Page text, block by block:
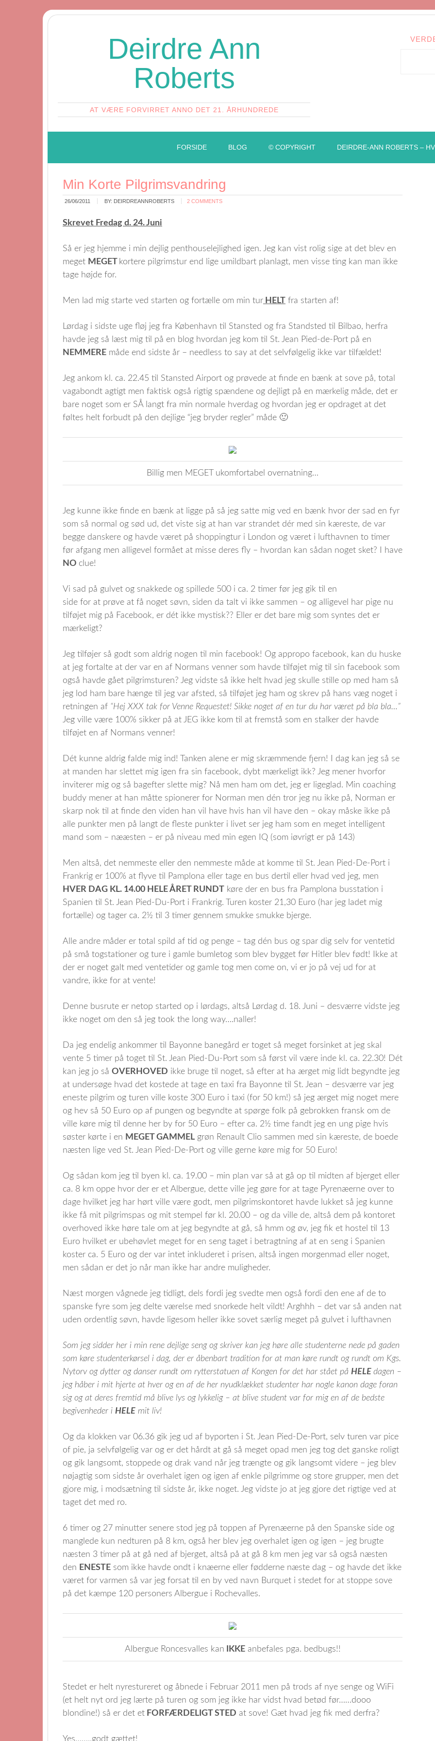
Deirdre Ann
Roberts
AT VÆRE FORVIRRET ANNO DET 21. ÅRHUNDREDE
FORSIDE BLOG © COPYRIGHT DEIRDRE-ANN ROBERTS –
Min Korte Pilgrimsvandring
26/06/2011 BY: DEIRDREANNROBERTS 2 COMMENTS
Skrevet Fredag d. 24. Juni
Så er jeg hjemme i min dejlig penthouselejlighed igen. Jeg kan vist rolig sige at det blev en
meget MEGET kortere pilgrimstur end lige umildbart planlagt, men visse ting kan man ikke
tage højde for.
Men lad mig starte ved starten og fortælle om min tur HELT fra starten af!
Lørdag i sidste uge fløj jeg fra København til Stansted og fra Standsted til Bilbao, herfra
havde jeg så læst mig til på en blog hvordan jeg kom til St. Jean Pied-de-Port på en
NEMMERE måde end sidste år – needless to say at det selvfølgelig ikke var tilfældet!
Jeg ankom kl. ca. 22.45 til Stansted Airport og prøvede at finde en bænk at sove på, total
vagabondt agtigt men faktisk også rigtig spændene og dejligt på en mærkelig måde, det er
bare noget som er SÅ langt fra min normale hverdag og hvordan jeg er opdraget at det
føltes helt forbudt på den dejlige “jeg bryder regler” måde 🙂
Billig men MEGET ukomfortabel overnatning…
Jeg kunne ikke finde en bænk at ligge på så jeg satte mig ved en bænk hvor der sad en fyr
som så normal og sød ud, det viste sig at han var strandet dér med sin kæreste, de var
begge danskere og havde været på shoppingtur i London og været i lufthavnen to timer
før afgang men alligevel formået at misse deres fly – hvordan kan sådan noget sket? I have
NO clue!
Vi sad på gulvet og snakkede og spillede 500 i ca. 2 timer før jeg gik til en
side for at prøve at få noget søvn, siden da talt vi ikke sammen – og alligevel har pige nu
tilføjet mig på Facebook, er dét ikke mystisk?? Eller er det bare mig som syntes det er
mærkeligt?
Jeg tilføjer så godt som aldrig nogen til min facebook! Og appropo facebook, kan du huske
at jeg fortalte at der var en af Normans venner som havde tilføjet mig til sin facebook som
også havde gået pilgrimsturen? Jeg vidste så ikke helt hvad jeg skulle stille op med ham så
jeg lod ham bare hænge til jeg var afsted, så tilføjet jeg ham og skrev på hans væg noget i
retningen af “Hej XXX tak for Venne Requestet! Sikke noget af en tur du har været på bla bla…”
Jeg ville være 100% sikker på at JEG ikke kom til at fremstå som en stalker der havde
tilføjet en af Normans venner!
Dét kunne aldrig falde mig ind! Tanken alene er mig skræmmende fjern! I dag kan jeg så se
at manden har slettet mig igen fra sin facebook, dybt mærkeligt ikk? Jeg mener hvorfor
inviterer mig og så bagefter slette mig? Nå men ham om det, jeg er ligeglad. Min coaching
buddy mener at han måtte spionerer for Norman men dén tror jeg nu ikke på, Norman er
skarp nok til at finde den viden han vil have hvis han vil have den – okay måske ikke på
alle punkter men på langt de fleste punkter i livet ser jeg ham som en meget intelligent
mand som – nææsten – er på niveau med min egen IQ (som iøvrigt er på 143)
Men altså, det nemmeste eller den nemmeste måde at komme til St. Jean Pied-De-Port i
Frankrig er 100% at flyve til Pamplona eller tage en bus dertil eller hvad ved jeg, men
HVER DAG KL. 14.00 HELE ÅRET RUNDT køre der en bus fra Pamplona busstation i
Spanien til St. Jean Pied-Du-Port i Frankrig. Turen koster 21,30 Euro (har jeg ladet mig
fortælle) og tager ca. 2½ til 3 timer gennem smukke smukke bjerge.
Alle andre måder er total spild af tid og penge – tag dén bus og spar dig selv for ventetid
på små togstationer og ture i gamle bumletog som blev bygget før Hitler blev født! Ikke at
der er noget galt med ventetider og gamle tog men come on, vi er jo på vej ud for at
vandre, ikke for at vente!
Denne busrute er netop started op i lørdags, altså Lørdag d. 18. Juni – desværre vidste jeg
ikke noget om den så jeg took the long way….naller!
Da jeg endelig ankommer til Bayonne banegård er toget så meget forsinket at jeg skal
vente 5 timer på toget til St. Jean Pied-Du-Port som så først vil være inde kl. ca. 22.30! Dét
kan jeg jo så OVERHOVED ikke bruge til noget, så efter at ha ærget mig lidt begyndte jeg
at undersøge hvad det kostede at tage en taxi fra Bayonne til St. Jean – desværre var jeg
eneste pilgrim og turen ville koste 300 Euro i taxi (for 50 km!) så jeg ærget mig noget mere
og hev så 50 Euro op af pungen og begyndte at spørge folk på gebrokken fransk om de
ville køre mig til denne her by for 50 Euro – efter ca. 2½ time fandt jeg en ung pige hvis
søster kørte i en MEGET GAMMEL grøn Renault Clio sammen med sin kæreste, de boede
næsten lige ved St. Jean Pied-De-Port og ville gerne køre mig for 50 Euro!
Og sådan kom jeg til byen kl. ca. 19.00 – min plan var så at gå op til midten af bjerget eller
ca. 8 km oppe hvor der er et Albergue, dette ville jeg gøre for at tage Pyrenæerne over to
dage hvilket jeg har hørt ville være godt, men pilgrimskontoret havde lukket så jeg kunne
ikke få mit pilgrimspas og mit stempel før kl. 20.00 – og da ville de, altså dem på kontoret
overhoved ikke høre tale om at jeg begyndte at gå, så hmm og øv, jeg fik et hostel til 13
Euro hvilket er ubehøvlet meget for en seng taget i betragtning af at en seng i Spanien
koster ca. 5 Euro og der var intet inkluderet i prisen, altså ingen morgenmad eller noget,
men sådan er det jo når man ikke har andre muligheder.
Næst morgen vågnede jeg tidligt, dels fordi jeg svedte men også fordi den ene af de to
spanske fyre som jeg delte værelse med snorkede helt vildt! Arghhh – det var så anden nat
uden ordentlig søvn, havde ligesom heller ikke sovet særlig meget på gulvet i lufthavnen
Som jeg sidder her i min rene dejlige seng og skriver kan jeg høre alle studenterne nede på gaden
som køre studenterkørsel i dag, der er åbenbart tradition for at man køre rundt og rundt om Kgs.
Nytorv og dytter og danser rundt om rytterstatuen af Kongen for det har stået på HELE dagen –
jeg håber i mit hjerte at hver og en af de her nyudklækket studenter har nogle kanon dage foran
sig og at deres fremtid må blive lys og lykkelig – at blive student var for mig en af de bedste
begivenheder i HELE mit liv!
Og da klokken var 06.36 gik jeg ud af byporten i St. Jean Pied-De-Port, selv turen var pice
of pie, ja selvfølgelig var og er det hårdt at gå så meget opad men jeg tog det ganske roligt
og gik langsomt, stoppede og drak vand når jeg trængte og gik langsomt videre – jeg blev
nøjagtig som sidste år overhalet igen og igen af enkle pilgrimme og store grupper, men det
gjore mig, i modsætning til sidste år, ikke noget. Jeg vidste jo at jeg gjore det rigtige ved at
taget det med ro.
6 timer og 27 minutter senere stod jeg på toppen af Pyrenæerne på den Spanske side og
manglede kun nedturen på 8 km, også her blev jeg overhalet igen og igen – jeg brugte
næsten 3 timer på at gå ned af bjerget, altså på at gå 8 km men jeg var så også næsten
den ENESTE som ikke havde ondt i knæerne eller fødderne næste dag – og havde det ikke
været for varmen så var jeg forsat til en by ved navn Burquet i stedet for at stoppe sove
på det kæmpe 120 personers Albergue i Rochevalles.
Albergue Roncesvalles kan IKKEanbefales pga. bedbugs!!
Stedet er helt nyrestureret og åbnede i Februar 2011 men på trods af nye senge og WiFi
(et helt nyt ord jeg lærte på turen og som jeg ikke har vidst hvad betød før……dooo
blondine!) så er det et FORFÆRDELIGT STED at sove! Gæt hvad jeg fik med derfra?
Yes……..godt gættet!